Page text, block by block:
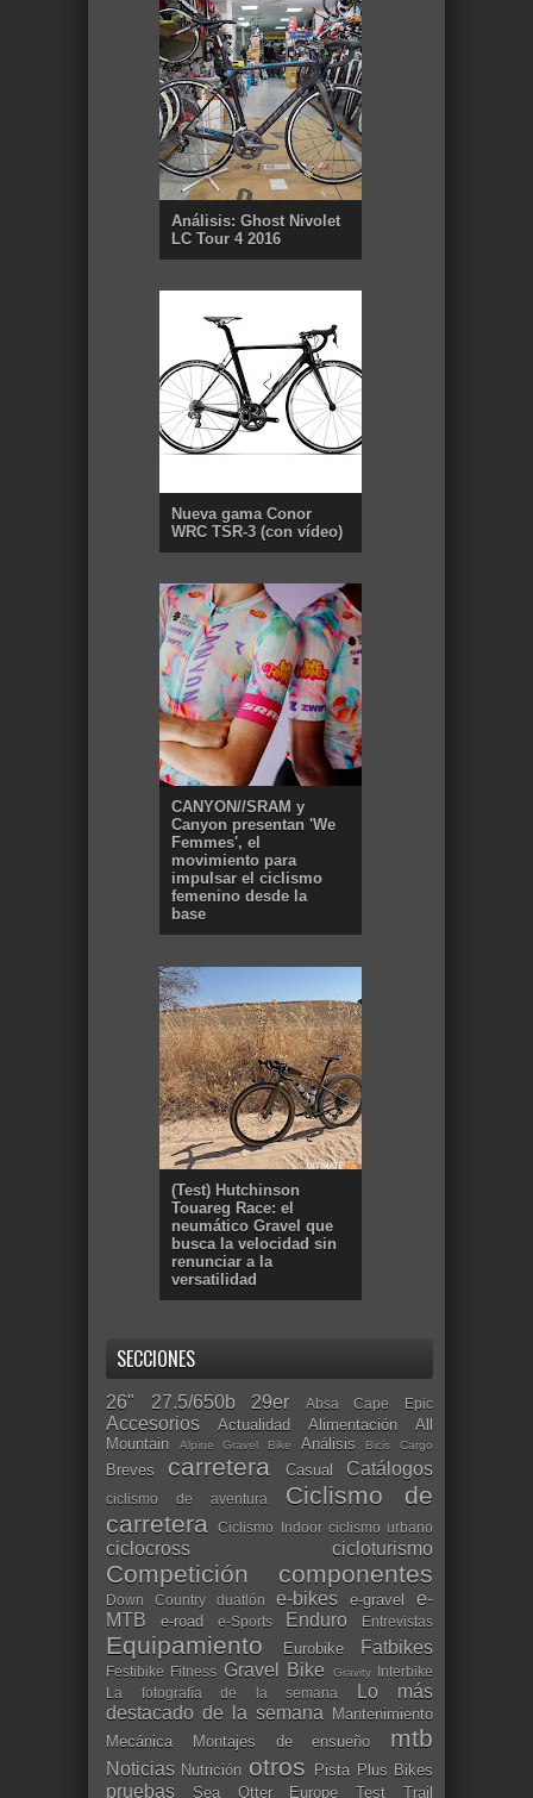
Análisis: Ghost Nivolet
LC Tour 4 2016
Nueva gama Conor
WRC TSR-3 (con vídeo)
CANYON//SRAM y
Canyon presentan 'We
Femmes', el
movimiento para
impulsar el ciclismo
femenino desde la
base
(Test) Hutchinson
Touareg Race: el
neumático Gravel que
busca la velocidad sin
renunciar a la
versatilidad
SECCIONES
26" 27.5/650b 29er Absa Cape Epic
Accesorios Actualidad Alimentación
All
Mountain
Alpine Gravel Bike Análisis Bicis Cargo
Breves carretera Casual Catálogos
ciclismo de aventura
Ciclismo de
carretera
Ciclismo Indoor ciclismo urbano
ciclocross cicloturismo
Competición componentes
Down Country duatlón e-bikes e-gravel
e-
MTB
e-road e-Sports Enduro Entrevistas
Equipamiento Eurobike Fatbikes
Festibike Fitness Gravel Bike Gravity Interbike
La fotografía de la semana
Lo más
destacado de la semana
Mantenimiento
Mecánica
Montajes de ensueño mtb
Noticias Nutrición otros Pista Plus Bikes
pruebas Sea Otter Europe Test Trail